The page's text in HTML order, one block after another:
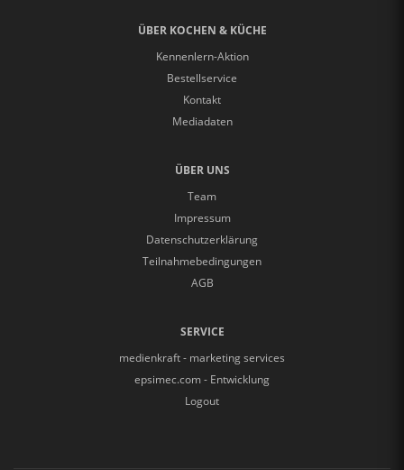
ÜBER KOCHEN & KÜCHE
Kennenlern-Aktion
Bestellservice
Kontakt
Mediadaten
ÜBER UNS
Team
Impressum
Datenschutzerklärung
Teilnahmebedingungen
AGB
SERVICE
medienkraft - marketing services
epsimec.com - Entwicklung
Logout